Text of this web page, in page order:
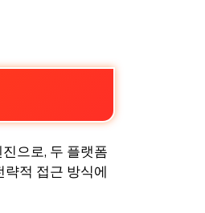
으로, 두 플랫폼
략적 접근 방식에